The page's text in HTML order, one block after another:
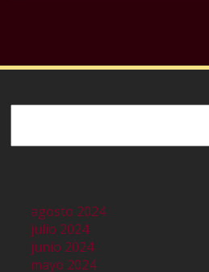
agosto 2024
julio 2024
junio 2024
mayo 2024